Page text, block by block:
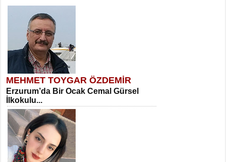
MEHMET TOYGAR ÖZDEMİR
Erzurum’da Bir Ocak Cemal Gürsel
İlkokulu...